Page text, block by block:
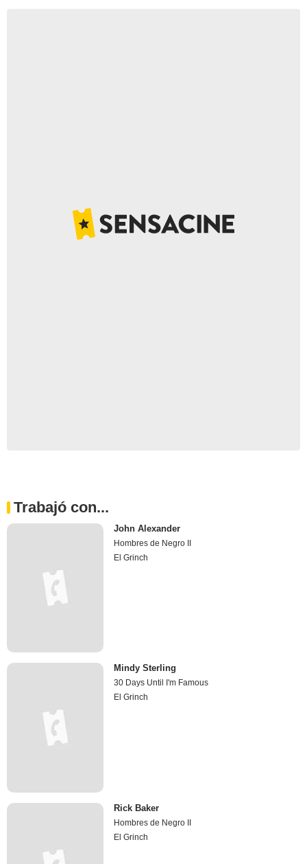
Trabajó con...
John Alexander
Hombres de Negro II
El Grinch
Mindy Sterling
30 Days Until I'm Famous
El Grinch
Rick Baker
Hombres de Negro II
El Grinch